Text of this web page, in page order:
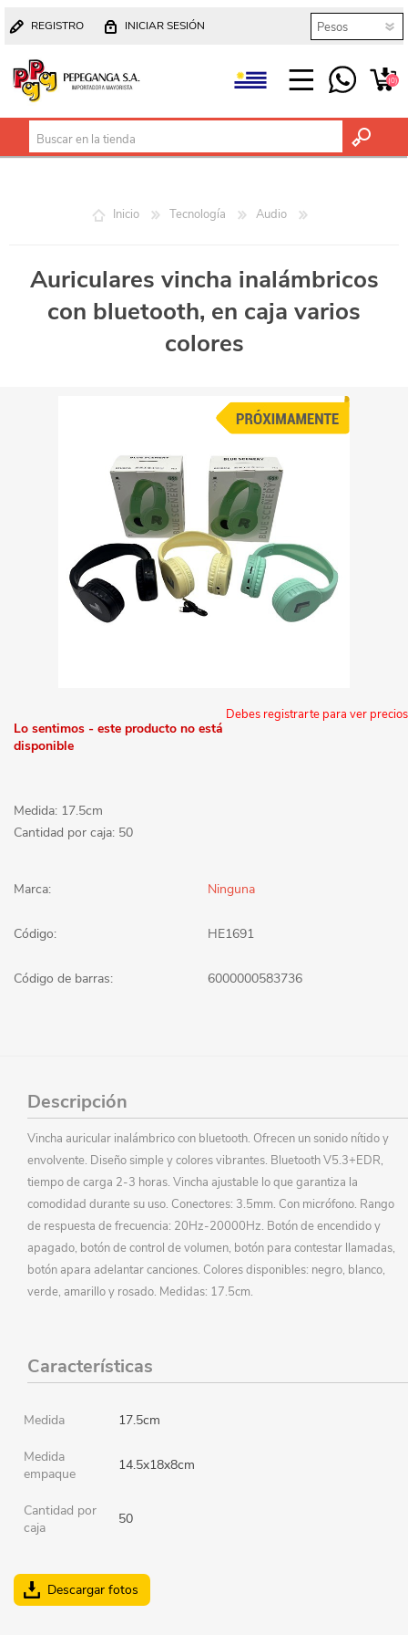
REGISTRO INICIAR SESIÓN
(0)
Inicio Tecnología Audio
Auriculares vincha inalámbricos
con bluetooth, en caja varios
colores
Debes registrarte para ver precios
Lo sentimos - este producto no está
disponible
Medida: 17.5cm
Cantidad por caja: 50
Marca: Ninguna
Código: HE1691
Código de barras: 6000000583736
Descripción
Vincha auricular inalámbrico con bluetooth. Ofrecen un sonido nítido y
envolvente. Diseño simple y colores vibrantes. Bluetooth V5.3+EDR,
tiempo de carga 2-3 horas. Vincha ajustable lo que garantiza la
comodidad durante su uso. Conectores: 3.5mm. Con micrófono. Rango
de respuesta de frecuencia: 20Hz-20000Hz. Botón de encendido y
apagado, botón de control de volumen, botón para contestar llamadas,
botón apara adelantar canciones. Colores disponibles: negro, blanco,
verde, amarillo y rosado. Medidas: 17.5cm.
Características
Medida 17.5cm
Medida
empaque
14.5x18x8cm
Cantidad por
caja
50
Descargar fotos